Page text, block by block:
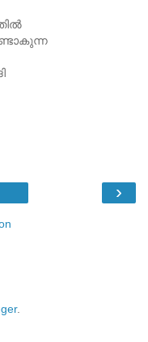
›
.